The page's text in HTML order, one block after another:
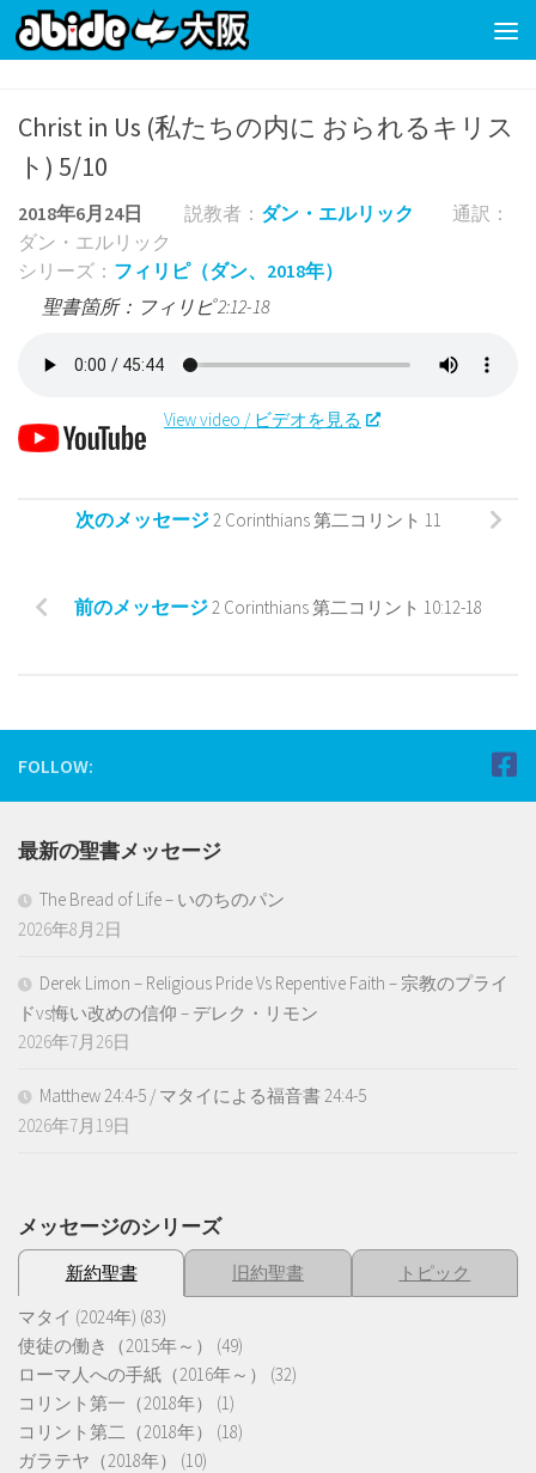
コンテンツの下
Christ in Us (私たちの内に おられるキリス
ト) 5/10
2018年6月24日 説教者： ダン・エルリック
通訳：
ダン・エルリック
シリーズ： フィリピ（ダン、2018年）
聖書箇所：フィリピ 2:12-18
View video / ビデオを見る
次のメッセージ2 Corinthians 第二コリント 11
前のメッセージ2 Corinthians 第二コリント 10:12-18
FOLLOW:
最新の聖書メッセージ
The Bread of Life – いのちのパン
2026年8月2日
Derek Limon – Religious Pride Vs Repentive Faith – 宗教のプライ
ドvs悔い改めの信仰 – デレク・リモン
2026年7月26日
Matthew 24:4-5 / マタイによる福音書 24:4-5
2026年7月19日
メッセージのシリーズ
新約聖書 旧約聖書
トピック
マタイ (2024年) (83)
使徒の働き（2015年～）
(49)
ローマ人への手紙（2016年～）
(32)
コリント第一（2018年）
(1)
コリント第二（2018年）
(18)
ガラテヤ（2018年）
(10)